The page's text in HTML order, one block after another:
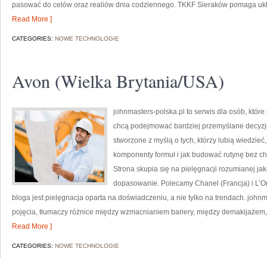
pasować do celów oraz realiów dnia codziennego. TKKF Sieraków pomaga
Read More ]
CATEGORIES: NOWE TECHNOLOGIE
Avon (Wielka Brytania/USA)
johnmasters-polska.pl to serwis dla osób,
chcą podejmować bardziej przemyślane
stworzone z myślą o tych, którzy lubią
komponenty formuł i jak budować rutynę bez
Strona skupia się na pielęgnacji rozumianej
dopasowanie. Polecamy Chanel (Francja) i
bloga jest pielęgnacja oparta na doświadczeniu, a nie tylko na trendach.
pojęcia, tłumaczy różnice między wzmacnianiem bariery, między
Read More ]
CATEGORIES: NOWE TECHNOLOGIE